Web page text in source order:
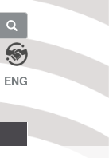
ENG